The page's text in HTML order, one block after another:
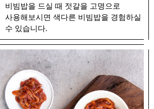
비빔밥을 드실 때 젓갈을 고명으로
사용해보시면 색다른 비빔밥을 경험하실
수 있습니다.